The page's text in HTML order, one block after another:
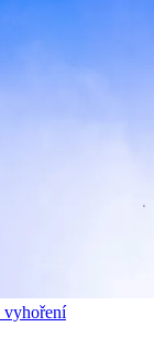
vyhoření